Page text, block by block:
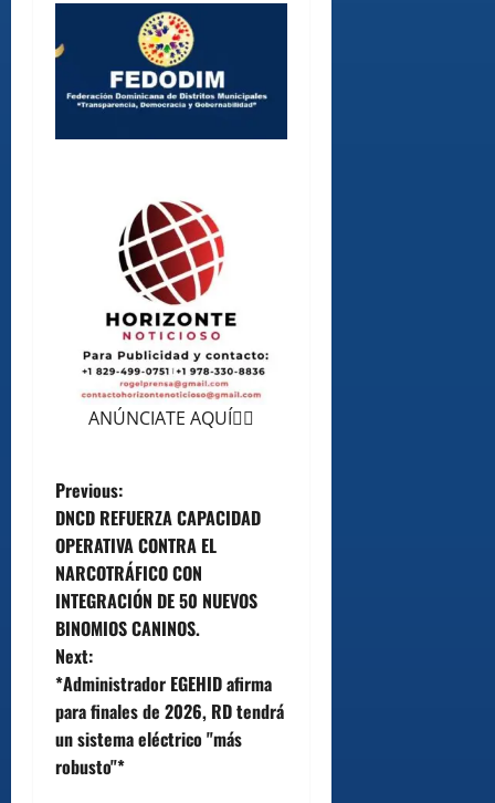
ANÚNCIATE AQUÍ👆🏻
P
o
s
t
n
a
v
Previous:
DNCD REFUERZA CAPACIDAD
OPERATIVA CONTRA EL
NARCOTRÁFICO CON
INTEGRACIÓN DE 50 NUEVOS
BINOMIOS CANINOS.
Next:
*Administrador EGEHID afirma
para finales de 2026, RD tendrá
un sistema eléctrico "más
robusto"*